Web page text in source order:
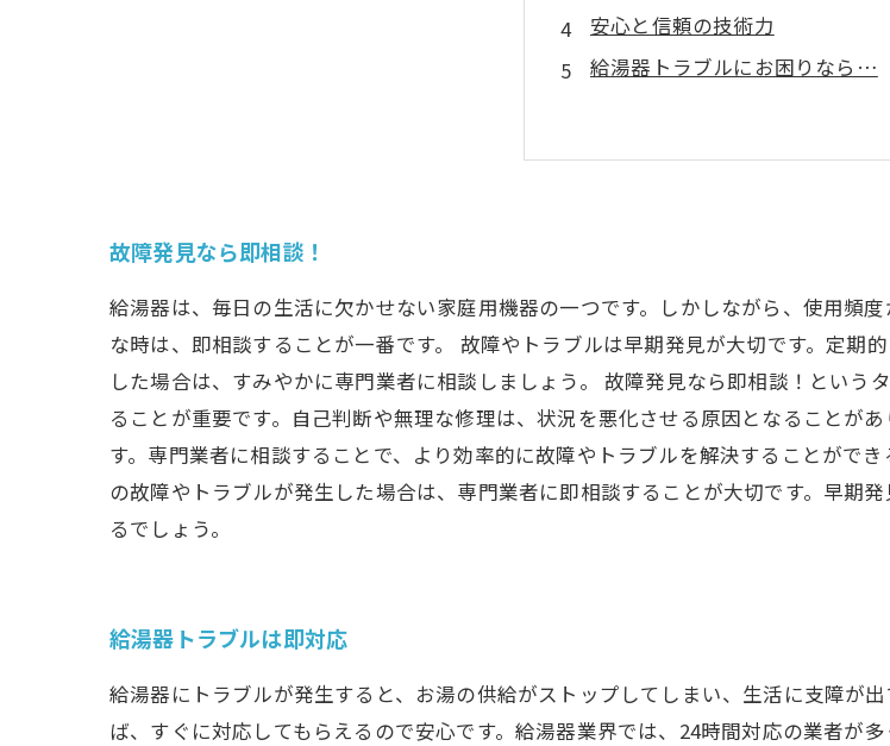
安心と信頼の技術力
給湯器トラブルにお困りなら…
故障発見なら即相談！
給湯器は、毎日の生活に欠かせない家庭用機器の一つです。しかしながら、使用頻
な時は、即相談することが一番です。 故障やトラブルは早期発見が大切です。定期
した場合は、すみやかに専門業者に相談しましょう。 故障発見なら即相談！とい
ることが重要です。自己判断や無理な修理は、状況を悪化させる原因となることが
す。専門業者に相談することで、より効率的に故障やトラブルを解決することがで
の故障やトラブルが発生した場合は、専門業者に即相談することが大切です。早期
るでしょう。
給湯器トラブルは即対応
給湯器にトラブルが発生すると、お湯の供給がストップしてしまい、生活に支障が
ば、すぐに対応してもらえるので安心です。給湯器業界では、24時間対応の業者が